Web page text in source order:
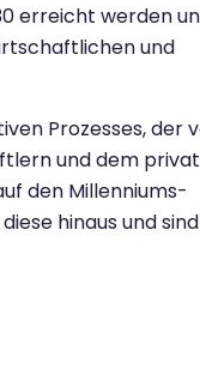
erreicht werden
und
Prozesses, der
und dem
den Millenniums-
hinaus und sind